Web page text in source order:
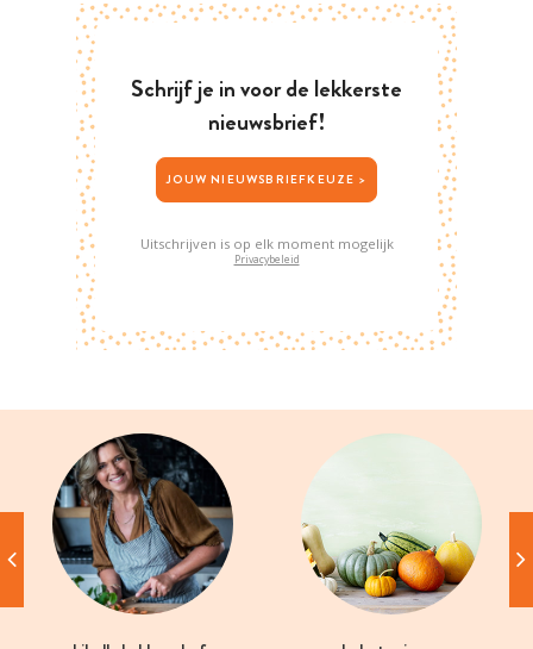
Schrijf je in voor de lekkerste
nieuwsbrief!
JOUW NIEUWSBRIEFKEUZE >
Uitschrijven is op elk moment mogelijk
Privacybeleid